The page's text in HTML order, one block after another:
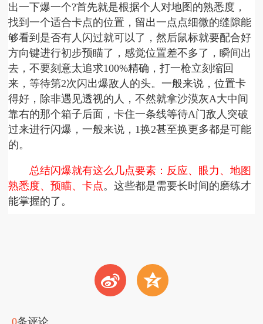
出一下爆一个?首先就是根据个人对地图的熟悉度，
找到一个适合卡点的位置，留出一点点细微的缝隙能
够看到是否有人闪过就可以了，然后鼠标就要配合好
方向键进行初步预瞄了，感觉位置差不多了，瞬间出
去，不要刻意太追求100%精确，打一枪立刻缩回
来，等待第2次闪出爆敌人的头。一般来说，位置卡
得好，除非遇见透视的人，不然就拿沙漠灰A大中间
靠右的那个箱子后面，卡住一条线等待A门敌人突破
过来进行闪爆，一般来说，1换2甚至换更多都是可能
的。
总结闪爆就有这么几点要素：反应、眼力、地图
熟悉度、预瞄、卡点。这些都是需要长时间的磨练才
能掌握的了。
t z